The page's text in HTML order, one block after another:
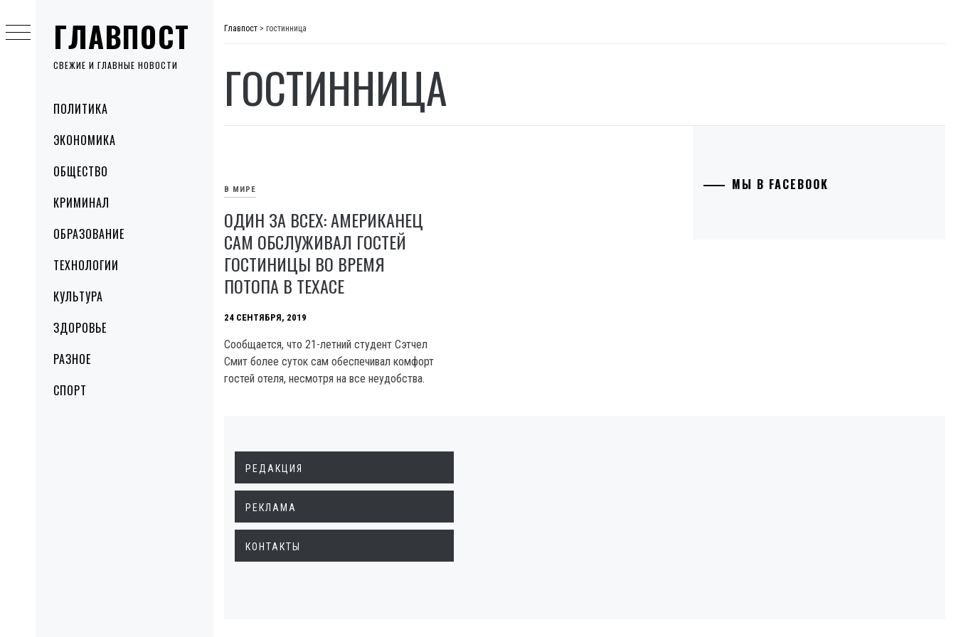
ГЛАВПОСТ
СВЕЖИЕ И ГЛАВНЫЕ НОВОСТИ
MenuПОЛИТИКА
ЭКОНОМИКА
ОБЩЕСТВО
КРИМИНАЛ
ОБРАЗОВАНИЕ
ТЕХНОЛОГИИ
КУЛЬТУРА
ЗДОРОВЬЕ
РАЗНОЕ
СПОРТ
to
content
Главпост > гостинница
ГОСТИННИЦА
В МИРЕ
ОДИН ЗА ВСЕХ: АМЕРИКАНЕЦ
САМ ОБСЛУЖИВАЛ ГОСТЕЙ
ГОСТИНИЦЫ ВО ВРЕМЯ
ПОТОПА В ТЕХАСЕ
24 СЕНТЯБРЯ, 2019
Сообщается, что 21-летний студент Сэтчел
Смит более суток сам обеспечивал комфорт
гостей отеля, несмотря на все неудобства.
МЫ В FACEBOOK
РЕДАКЦИЯ
РЕКЛАМА
КОНТАКТЫ